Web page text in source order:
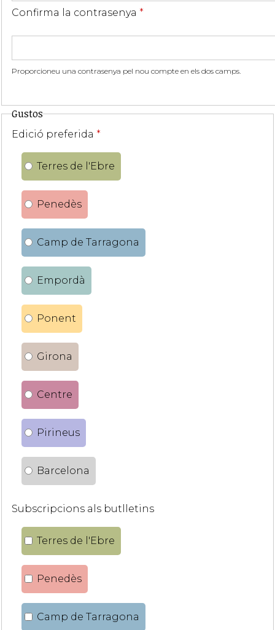
Confirma la contrasenya *
Proporcioneu una contrasenya pel nou compte en els dos camps.
Gustos
Edició preferida *
Terres de l'Ebre
Penedès
Camp de Tarragona
Empordà
Ponent
Girona
Centre
Pirineus
Barcelona
Subscripcions als butlletins
Terres de l'Ebre
Penedès
Camp de Tarragona